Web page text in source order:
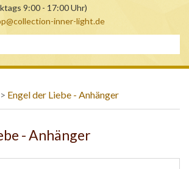
9:00 - 17:00 Uhr)
inner-light.de
> Engel der Liebe - Anhänger
- Anhänger